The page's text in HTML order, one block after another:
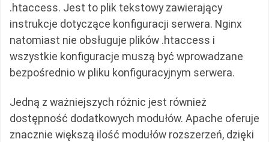
.htaccess. Jest to plik tekstowy zawierający
instrukcje dotyczące konfiguracji serwera. Nginx
natomiast nie obsługuje plików .htaccess i
wszystkie konfiguracje muszą być wprowadzane
bezpośrednio w pliku konfiguracyjnym serwera.
Jedną z ważniejszych różnic jest również
dostępność dodatkowych modułów. Apache oferuje
znacznie większą ilość modułów rozszerzeń, dzięki